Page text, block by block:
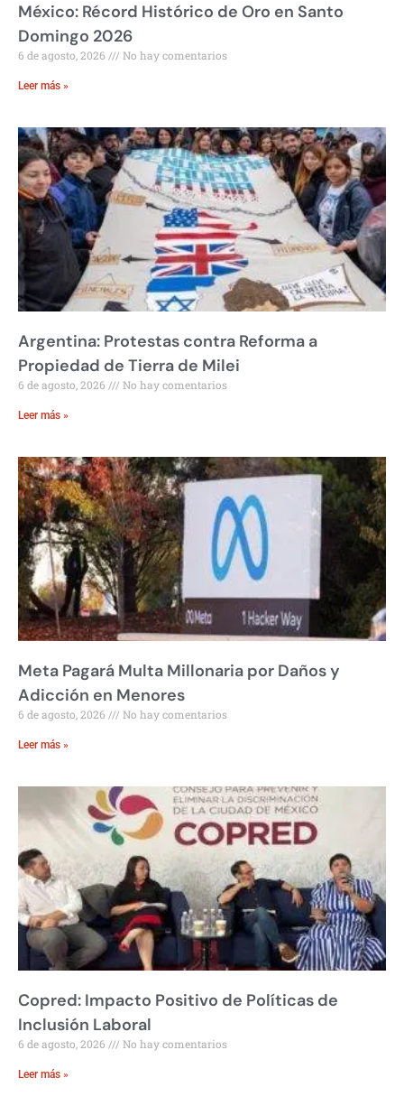
México: Récord Histórico de Oro en Santo
Domingo 2026
6 de agosto, 2026 No hay comentarios
Leer más »
Argentina: Protestas contra Reforma a
Propiedad de Tierra de Milei
6 de agosto, 2026 No hay comentarios
Leer más »
Meta Pagará Multa Millonaria por Daños y
Adicción en Menores
6 de agosto, 2026 No hay comentarios
Leer más »
Copred: Impacto Positivo de Políticas de
Inclusión Laboral
6 de agosto, 2026 No hay comentarios
Leer más »